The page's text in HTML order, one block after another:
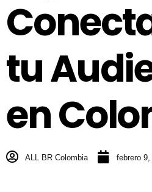
tu
en
ALL BR Colombia febrero 9,